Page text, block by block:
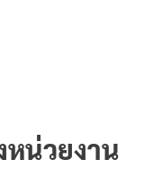
หน่วยงาน